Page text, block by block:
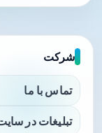
شرکت
تماس با ما
تبلیغات در